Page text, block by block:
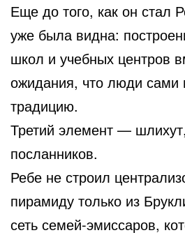
Еще до того, как он стал
уже была видна:
школ и учебных центров
ожидания, что люди сами
традицию.
Третий элемент —
посланников.
Ребе не строил
пирамиду только из
сеть семей-эмиссаров,